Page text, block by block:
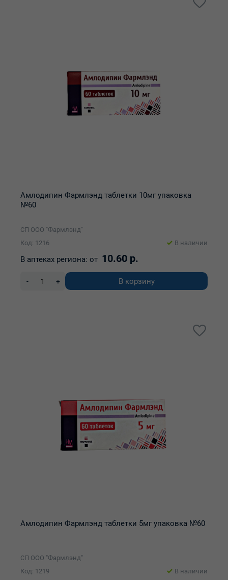
Амлодипин Фармлэнд таблетки 10мг упаковка
№60
СП ООО "Фармлэнд"
Код: 1216
В наличии
В аптеках региона: от 10.60 р.
- + В корзину
Амлодипин Фармлэнд таблетки 5мг упаковка №60
СП ООО "Фармлэнд"
Код: 1219
В наличии